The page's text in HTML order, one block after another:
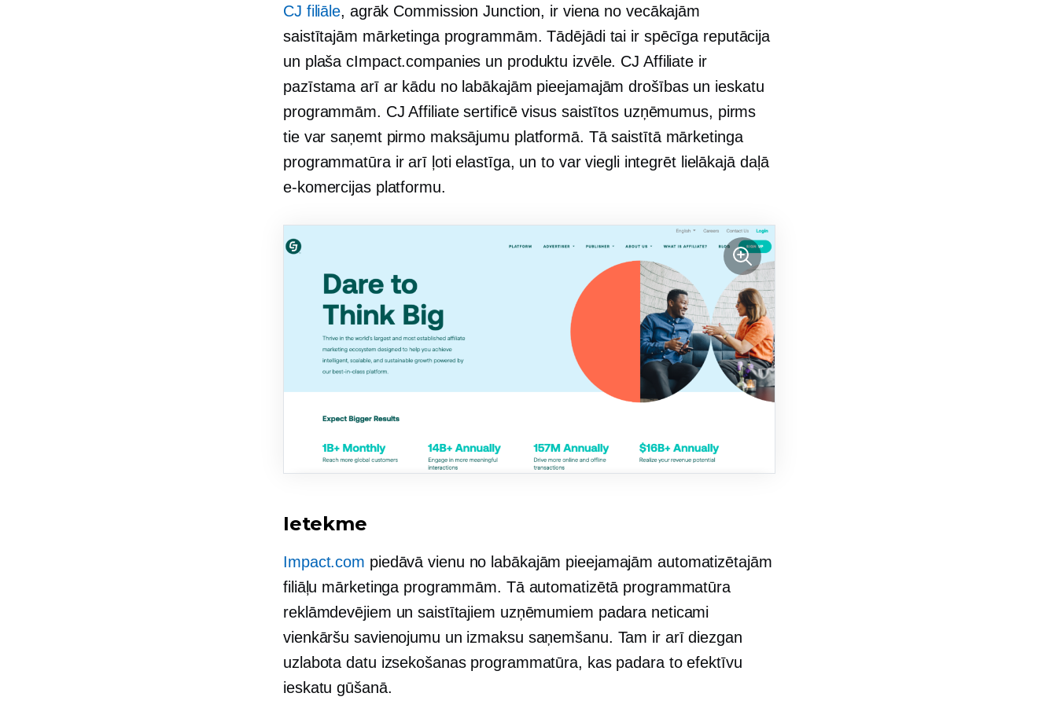
CJ filiāle, agrāk Commission Junction, ir viena no vecākajām
saistītajām mārketinga programmām. Tādējādi tai ir spēcīga reputācija
un plaša cImpact.companies un produktu izvēle. CJ Affiliate ir
pazīstama arī ar kādu no labākajām pieejamajām drošības un ieskatu
programmām. CJ Affiliate sertificē visus saistītos uzņēmumus, pirms
tie var saņemt pirmo maksājumu platformā. Tā saistītā mārketinga
programmatūra ir arī ļoti elastīga, un to var viegli integrēt lielākajā daļā
e-komercijas platformu.
Ietekme
Impact.com piedāvā vienu no labākajām pieejamajām automatizētajām
filiāļu mārketinga programmām. Tā automatizētā programmatūra
reklāmdevējiem un saistītajiem uzņēmumiem padara neticami
vienkāršu savienojumu un izmaksu saņemšanu. Tam ir arī diezgan
uzlabota datu izsekošanas programmatūra, kas padara to efektīvu
ieskatu gūšanā.